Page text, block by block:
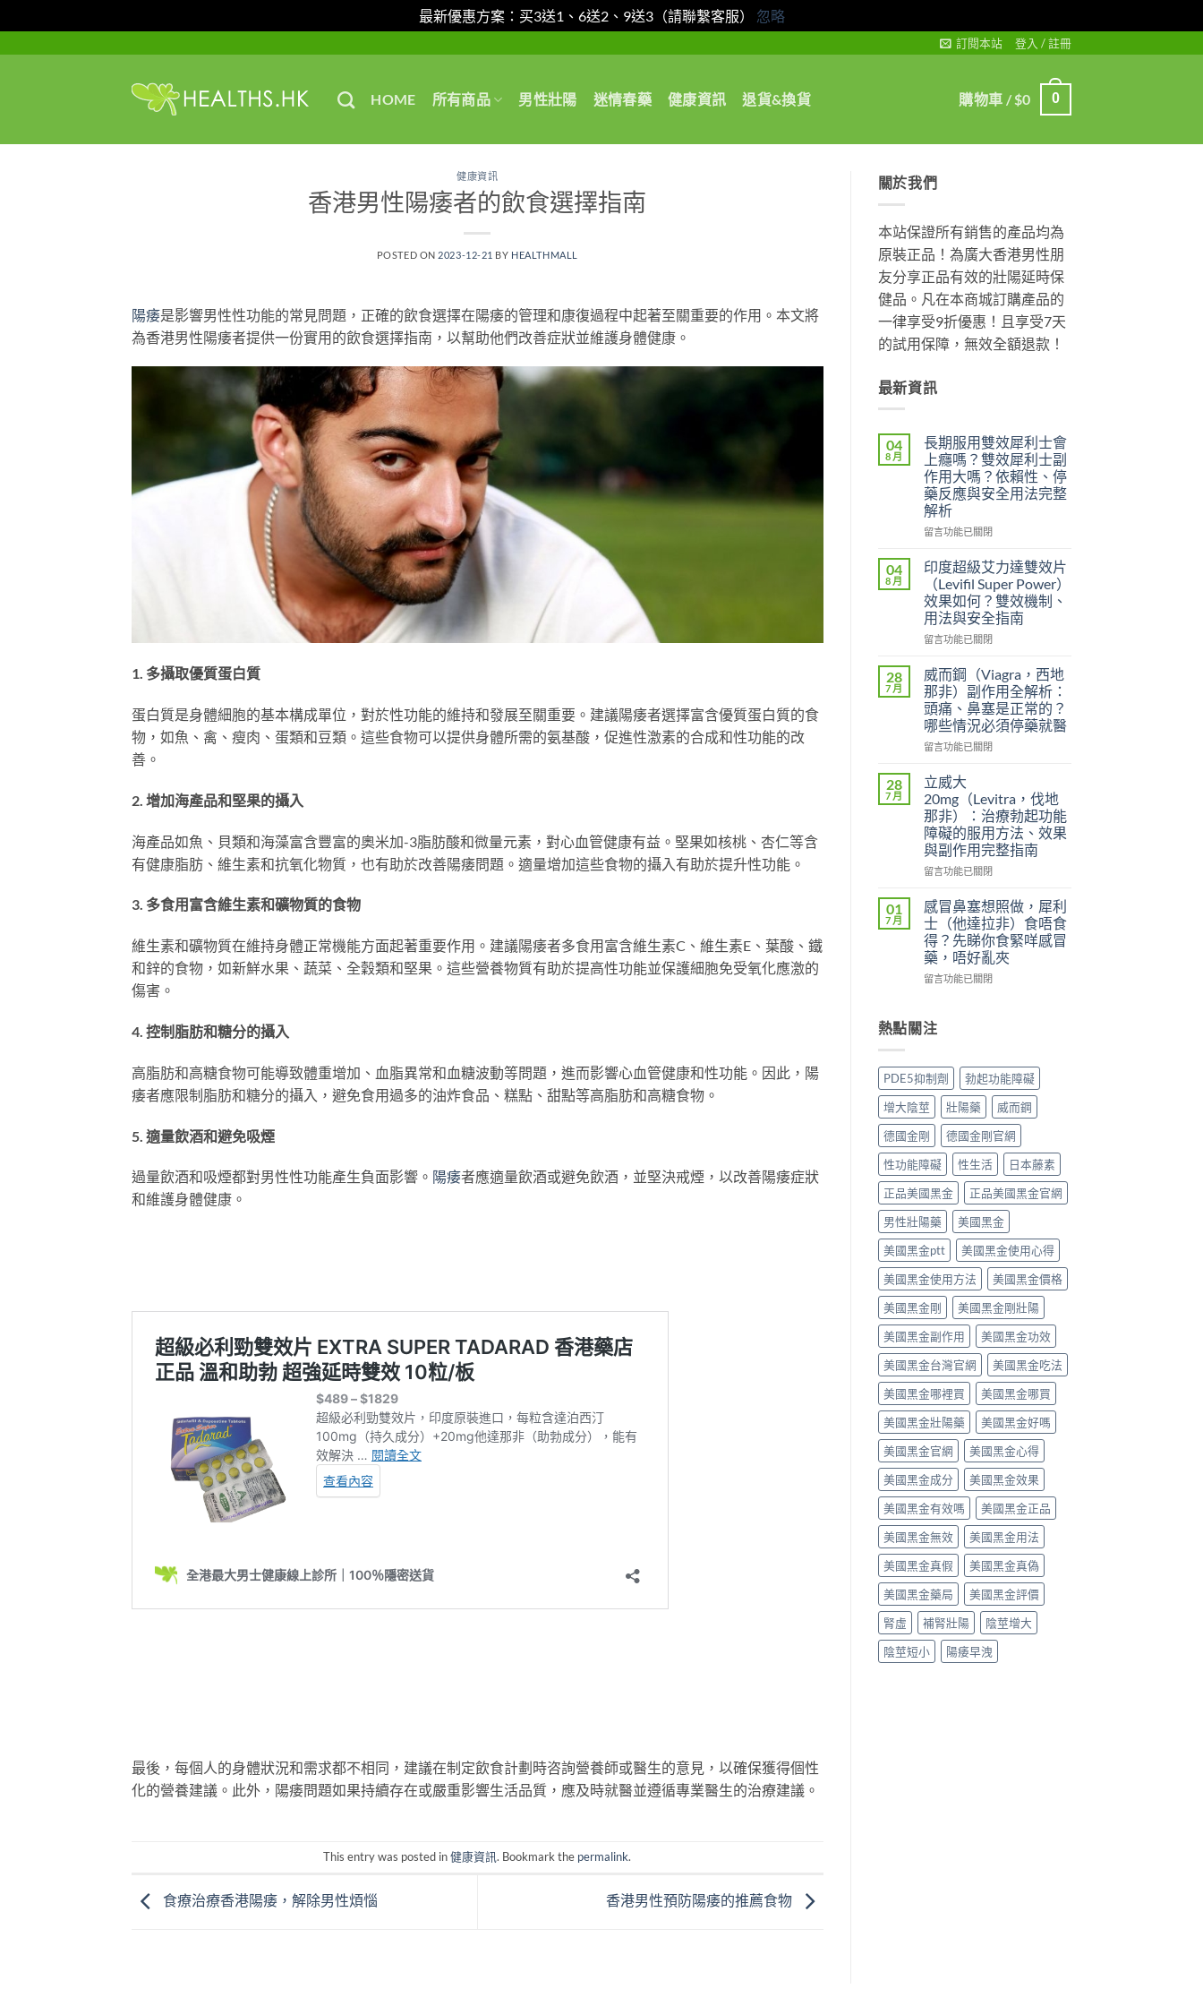
最新優惠方案：买3送1、6送2、9送3（請聯繫客服） 忽略
訂閱本站 登入 / 註冊
HOME 所有商品 男性壯陽 迷情春藥 健康資訊 退貨&換貨 購物車 /$0 0
健康資訊
香港男性陽痿者的飲食選擇指南
POSTED ON 2023-12-21 BY HEALTHMALL
陽痿是影響男性性功能的常見問題，正確的飲食選擇在陽痿的管理和康復過程中起著至關重要的作用。本文將
為香港男性陽痿者提供一份實用的飲食選擇指南，以幫助他們改善症狀並維護身體健康。
1. 多攝取優質蛋白質
蛋白質是身體細胞的基本構成單位，對於性功能的維持和發展至關重要。建議陽痿者選擇富含優質蛋白質的食
物，如魚、禽、瘦肉、蛋類和豆類。這些食物可以提供身體所需的氨基酸，促進性激素的合成和性功能的改
善。
2. 增加海產品和堅果的攝入
海產品如魚、貝類和海藻富含豐富的奧米加-3脂肪酸和微量元素，對心血管健康有益。堅果如核桃、杏仁等含
有健康脂肪、維生素和抗氧化物質，也有助於改善陽痿問題。適量增加這些食物的攝入有助於提升性功能。
3. 多食用富含維生素和礦物質的食物
維生素和礦物質在維持身體正常機能方面起著重要作用。建議陽痿者多食用富含維生素C、維生素E、葉酸、鐵
和鋅的食物，如新鮮水果、蔬菜、全穀類和堅果。這些營養物質有助於提高性功能並保護細胞免受氧化應激的
傷害。
4. 控制脂肪和糖分的攝入
高脂肪和高糖食物可能導致體重增加、血脂異常和血糖波動等問題，進而影響心血管健康和性功能。因此，陽
痿者應限制脂肪和糖分的攝入，避免食用過多的油炸食品、糕點、甜點等高脂肪和高糖食物。
5. 適量飲酒和避免吸煙
過量飲酒和吸煙都對男性性功能產生負面影響。 陽痿者應適量飲酒或避免飲酒，並堅決戒煙，以改善陽痿症狀
和維護身體健康。
最後，每個人的身體狀況和需求都不相同，建議在制定飲食計劃時咨詢營養師或醫生的意見，以確保獲得個性
化的營養建議。此外，陽痿問題如果持續存在或嚴重影響生活品質，應及時就醫並遵循專業醫生的治療建議。
This entry was posted in健康資訊. Bookmark the permalink.
食療治療香港陽痿，解除男性煩惱 香港男性預防陽痿的推薦食物
關於我們
本站保證所有銷售的產品均為
原裝正品！為廣大香港男性朋
友分享正品有效的壯陽延時保
健品。凡在本商城訂購產品的
一律享受9折優惠！且享受7天
的試用保障，無效全額退款！
最新資訊
04
8 月
長期服用雙效犀利士會
上癮嗎？雙效犀利士副
作用大嗎？依賴性、停
藥反應與安全用法完整
解析
在
期
服
用
雙
效
犀
士
會
上
癮
嗎？
雙
犀
利
士
副
作
用
大
賴
性、
停
藥
反
安
全
完
整
解
析〉
中
留言功能已關閉
04
8 月
印度超級艾力達雙效片
（Levifil Super Power）
效果如何？雙效機制、
用法與安全指南
在
度
超
級
艾
力
達
效
片
（Levifil
Super
Power）
效
果
何？
雙
效
機
制、
用
安
全
南〉
中
留言功能已關閉
28
7 月
威而鋼（Viagra，西地
那非）副作用全解析：
頭痛、鼻塞是正常的？
哪些情況必須停藥就醫
在
而
鋼
（Viagra，
西
地
那
非）
用
全
解
析：
頭
塞
是
常
的？
哪
些
情
況
必
須
停
藥
就
醫〉
中
留言功能已關閉
28
7 月
立威大
20mg（Levitra，伐地
那非）：治療勃起功能
障礙的服用方法、效果
與副作用完整指南
在
威
大
20mg（Levitra，
伐
地
那
療
勃
功
能
障
礙
的
服
用
方
法、
效
果
與
副
作
用
完
整
指
南〉
中
留言功能已關閉
01
7 月
感冒鼻塞想照做，犀利
士（他達拉非）食唔食
得？先睇你食緊咩感冒
藥，唔好亂夾
在
鼻
塞
照
做，
犀
利
士
（他
達
拉
非）
食
唔
食
得？
先
睇
你
食
緊
咩
感
冒
藥，
唔
好
亂
夾〉
中
留言功能已關閉
熱點關注
PDE5抑制劑
勃起功能障礙
增大陰莖
壯陽藥
威而鋼
德國金剛
德國金剛官網
性功能障礙
性生活
日本藤素
正品美國黑金
正品美國黑金官網
男性壯陽藥
美國黑金
美國黑金ptt
美國黑金使用心得
美國黑金使用方法
美國黑金價格
美國黑金剛
美國黑金剛壯陽
美國黑金副作用
美國黑金功效
美國黑金台灣官網
美國黑金吃法
美國黑金哪裡買
美國黑金哪買
美國黑金壯陽藥
美國黑金好嗎
美國黑金官網
美國黑金心得
美國黑金成分
美國黑金效果
美國黑金有效嗎
美國黑金正品
美國黑金無效
美國黑金用法
美國黑金真假
美國黑金真偽
美國黑金藥局
美國黑金評價
腎虛
補腎壯陽
陰莖增大
陰莖短小
陽痿早洩